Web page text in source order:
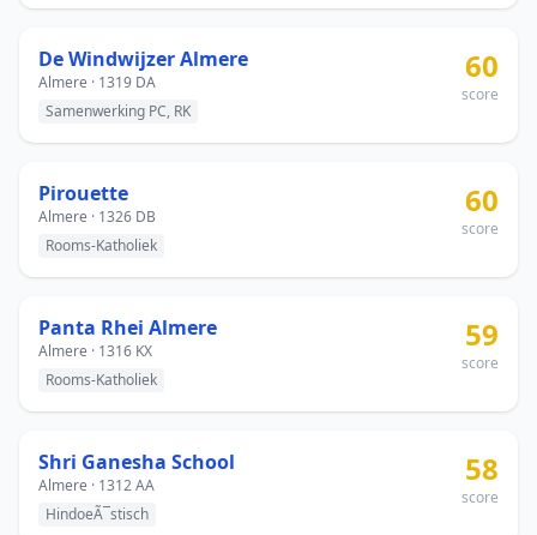
De Windwijzer Almere
Almere · 1319 DA
Samenwerking PC, RK
60
score
Pirouette
Almere · 1326 DB
Rooms-Katholiek
60
score
Panta Rhei Almere
Almere · 1316 KX
Rooms-Katholiek
59
score
Shri Ganesha School
Almere · 1312 AA
HindoeÃ¯stisch
58
score